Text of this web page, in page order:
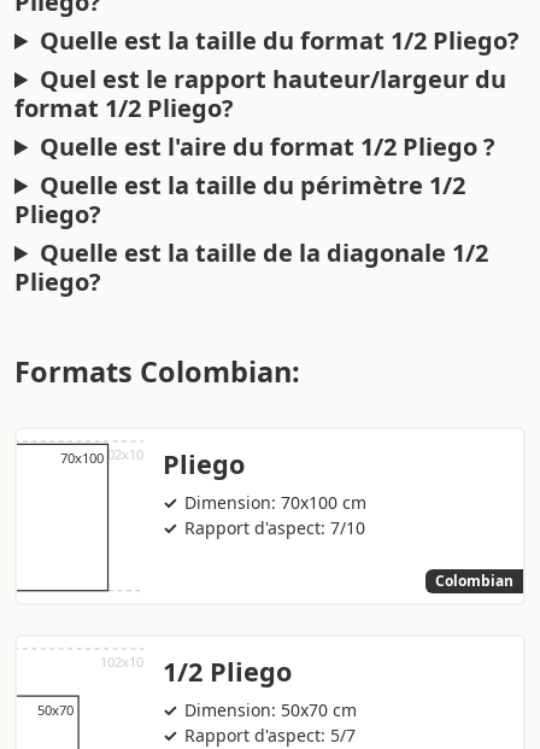
Quelle est la taille du format 1/2 Pliego?
Quel est le rapport hauteur/largeur du
format 1/2 Pliego?
Quelle est l'aire du format 1/2 Pliego ?
Quelle est la taille du périmètre 1/2
Pliego?
Quelle est la taille de la diagonale 1/2
Pliego?
Formats Colombian:
Pliego
Dimension: 70x100 cm
Rapport d'aspect: 7/10
Colombian
1/2 Pliego
Dimension: 50x70 cm
Rapport d'aspect: 5/7